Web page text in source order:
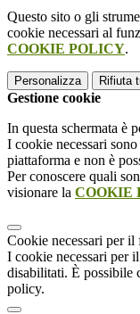
Questo sito o gli
cookie necessari al
COOKIE POLICY.
Personalizza Rifiuta
Gestione cookie
In questa schermata è
I cookie necessari
piattaforma e non è
Per conoscere quali
visionare la COOKIE
Cookie necessari per il
I cookie necessari per
disabilitati. È possibile
policy.